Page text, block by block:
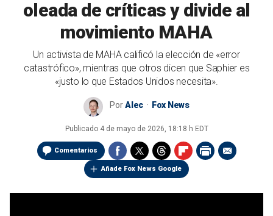
oleada de críticas y divide al
movimiento MAHA
Un activista de MAHA calificó la elección de «error
catastrófico», mientras que otros dicen que Saphier es
«justo lo que Estados Unidos necesita».
PorAlec Fox News
Publicado 4 de mayo de 2026, 18:18 h EDT
Comentarios
Añade Fox News Google